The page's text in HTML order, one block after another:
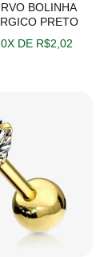
BOLINHA
PRETO
DE R$2,02